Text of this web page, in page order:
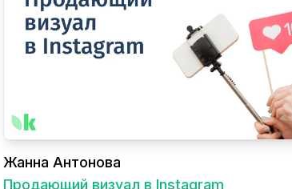
Жанна Антонова
Продающий визуал в Instagram